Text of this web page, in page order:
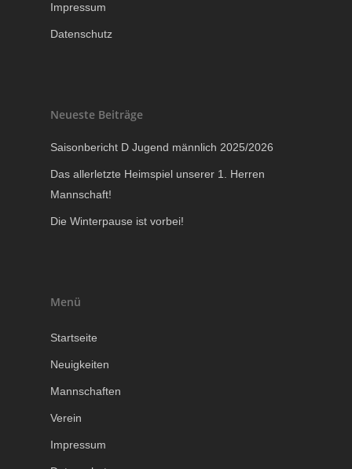
Impressum
Datenschutz
Neueste Beiträge
Saisonbericht D Jugend männlich 2025/2026
Das allerletzte Heimspiel unserer 1. Herren
Mannschaft!
Die Winterpause ist vorbei!
Menü
Startseite
Neuigkeiten
Mannschaften
Verein
Impressum